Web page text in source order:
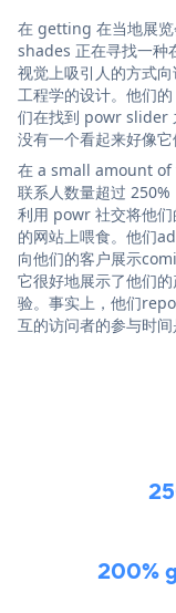
在 getting 在当地展
shades 正在寻找一
视觉上吸引人的方式
工程学的设计。他们
们在找到 powr
没有一个看起来好像
在 a small amount
联系人数量超过
利用 powr 社交将他
的网站上喂食。他们
向他们的客户展示
它很好地展示了他们
验。事实上，他们
互的访问者的参与时
200%